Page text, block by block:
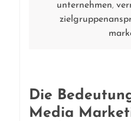
unternehmen,
Die
Media